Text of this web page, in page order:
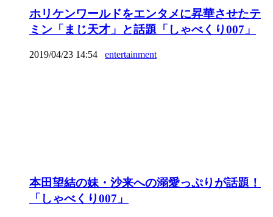
ホリケンワールドをエンタメに昇華させたテ
ミン「まじ天才」と話題「しゃべくり007」
2019/04/23 14:54 entertainment
本田望結の妹・沙来への溺愛っぷりが話題！
「しゃべくり007」